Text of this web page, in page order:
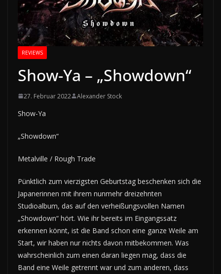
REVIEWS
Show-Ya – „Showdown“
27. Februar 2022 Alexander Stock
Show-Ya
„Showdown“
Metalville / Rough Trade
Pünktlich zum vierzigsten Geburtstag beschenken sich die
Japanerinnen mit ihrem nunmehr dreizehnten
Studioalbum, das auf den verheißungsvollen Namen
„Showdown“ hört. Wie ihr bereits im Eingangssatz
erkennen könnt, ist die Band schon eine ganze Weile am
Start, wir haben nur nichts davon mitbekommen. Was
wahrscheinlich zum einen daran liegen mag, dass die
Band eine Weile getrennt war und zum anderen, dass